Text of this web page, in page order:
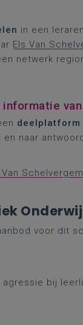
in een
Els Van
netwerk
deelplatform
naar
Van Schelvergem
voor dit
bij